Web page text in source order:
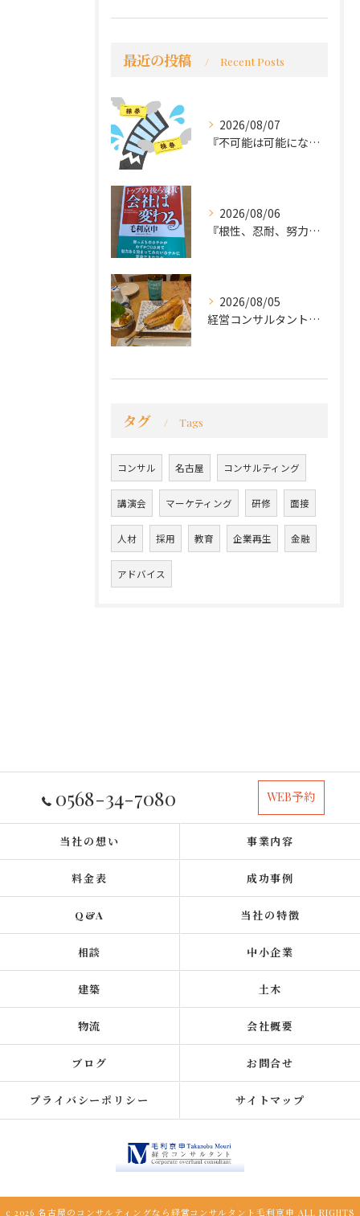
最近の投稿 Recent Posts
2026/08/07
『不可能は可能になる』
2026/08/06
『根性、忍耐、努力という言葉は死語なのか』
2026/08/05
経営コンサルタントのモーちゃん・毛利京申です。
タグ Tags
コンサル 名古屋 コンサルティング
講演会 マーケティング 研修 面接
人材 採用 教育 企業再生 金融
アドバイス
0568-34-7080 WEB予約
当社の想い 事業内容
料金表 成功事例
Q&A 当社の特徴
相談 中小企業
建築 土木
物流 会社概要
ブログ お問合せ
プライバシーポリシー サイトマップ
c 2026 名古屋のコンサルティングなら経営コンサルタント毛利京申 ALL RIGHTS